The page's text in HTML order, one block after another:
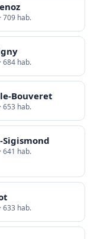
709 hab.
684 hab.
Bouveret
653 hab.
Sigismond
641 hab.
633 hab.